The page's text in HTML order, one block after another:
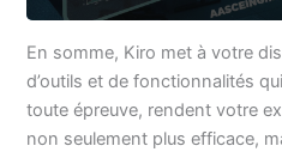
En somme, Kiro met à votre
d’outils et de fonctionnalités
toute épreuve, rendent votre
non seulement plus efficace,